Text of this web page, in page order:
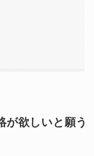
が欲しいと願う